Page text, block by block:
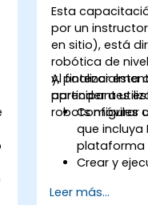
Esta
por un
en sitio), está
robótica de
y,
aprender a
robots móviles
Al finalizar esta
participantes
Configurar
que incluya
plataforma
Crear y
Python.
Leer más...